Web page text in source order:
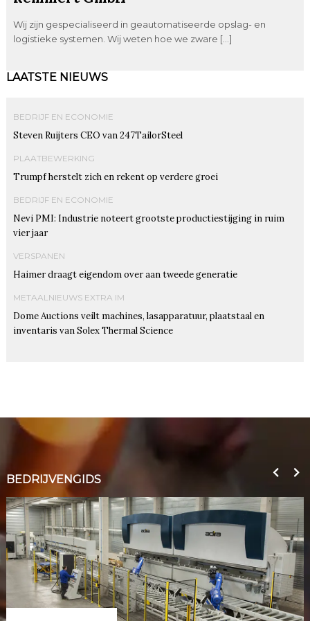
Wij zijn gespecialiseerd in geautomatiseerde opslag- en
logistieke systemen. Wij weten hoe we zware […]
LAATSTE NIEUWS
BEDRIJF EN ECONOMIE
Steven Ruijters CEO van 247TailorSteel
PLAATBEWERKING
Trumpf herstelt zich en rekent op verdere groei
BEDRIJF EN ECONOMIE
Nevi PMI: Industrie noteert grootste productiestijging in ruim
vier jaar
VERSPANEN
Haimer draagt eigendom over aan tweede generatie
METAALNIEUWS EXTRA IM
Dome Auctions veilt machines, lasapparatuur, plaatstaal en
inventaris van Solex Thermal Science
BEDRIJVENGIDS